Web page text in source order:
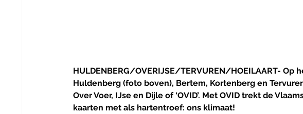
HULDENBERG/OVERIJSE/TERVUREN/HOEILAART-
Huldenberg (foto boven), Bertem, Kortenberg en
Over Voer, IJse en Dijle of ‘OVID’. Met OVID trekt de
kaarten met als hartentroef: ons klimaat!